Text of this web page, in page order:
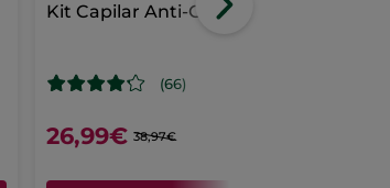
Kit Capilar Anti-Caída
(66)
26,99€ 38,97€